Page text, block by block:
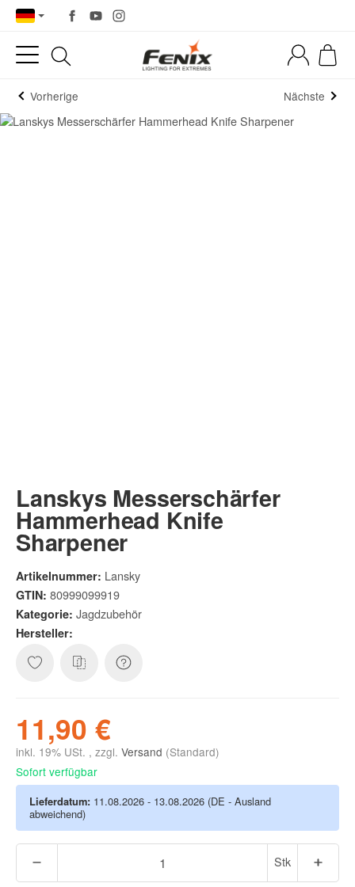
Vorherige Nächste
Lanskys Messerschärfer
Hammerhead Knife
Sharpener
Artikelnummer: Lansky
GTIN: 80999099919
Kategorie: Jagdzubehör
Hersteller:
11,90 €
inkl. 19% USt. , zzgl. Versand (Standard)
Sofort verfügbar
Lieferdatum: 11.08.2026 - 13.08.2026 (DE - Ausland
abweichend)
Stk